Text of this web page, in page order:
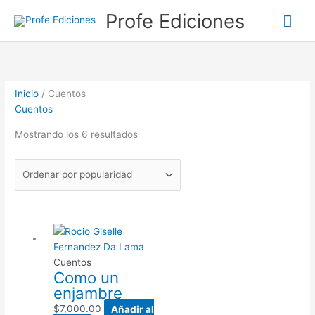
Profe Ediciones
Inicio / Cuentos
Cuentos
Mostrando los 6 resultados
Cuentos
Como un
enjambre
$7,000.00
Añadir al